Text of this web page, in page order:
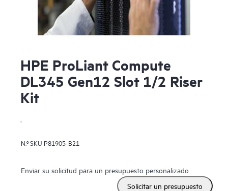
HPE ProLiant Compute
DL345 Gen12 Slot 1/2 Riser
Kit
N.º SKU P81905-B21
Enviar su solicitud para un presupuesto personalizado
Solicitar un presupuesto